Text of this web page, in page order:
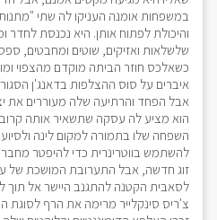
במשפחות אומנה העניקו לה שתי
והיכולת לפתוח אותן. היא נכנסת
שלשלאות ואזיקים, שוטים ומחבטים,
כשאלכס חוזר הביתה מוקדם מהצפוי
איברים על סוס ההצלפות בדאנג'ן
אבל הפחד והרתיעה שלה מעוררים את
הוא מציע לה עסקה שתשאיר אותה
השפחה שלו בתמורה למקום לינה
להשתמש בווטרינרית כדי להיפטר
זוג חדשה, אבל התערובת המושכת של
לסאבּית הקטנה להתגנב היישר אל תוך
צ'ריס סינקלייר מרימה את הרף לסוגת